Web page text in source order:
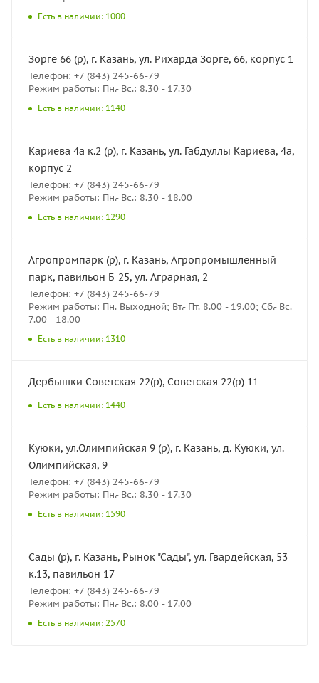
Есть в наличии: 1000
Зорге 66 (р), г. Казань, ул. Рихарда Зорге, 66, корпус 1
Телефон: +7 (843) 245-66-79
Режим работы: Пн.- Вс.: 8.30 - 17.30
Есть в наличии: 1140
Кариева 4а к.2 (р), г. Казань, ул. Габдуллы Кариева, 4а,
корпус 2
Телефон: +7 (843) 245-66-79
Режим работы: Пн.- Вс.: 8.30 - 18.00
Есть в наличии: 1290
Агропромпарк (р), г. Казань, Агропромышленный
парк, павильон Б-25, ул. Аграрная, 2
Телефон: +7 (843) 245-66-79
Режим работы: Пн. Выходной; Вт.- Пт. 8.00 - 19.00; Сб.- Вс.
7.00 - 18.00
Есть в наличии: 1310
Дербышки Советская 22(р), Советская 22(р) 11
Есть в наличии: 1440
Куюки, ул.Олимпийская 9 (р), г. Казань, д. Куюки, ул.
Олимпийская, 9
Телефон: +7 (843) 245-66-79
Режим работы: Пн.- Вс.: 8.30 - 17.30
Есть в наличии: 1590
Сады (р), г. Казань, Рынок "Сады", ул. Гвардейская, 53
к.13, павильон 17
Телефон: +7 (843) 245-66-79
Режим работы: Пн.- Вс.: 8.00 - 17.00
Есть в наличии: 2570